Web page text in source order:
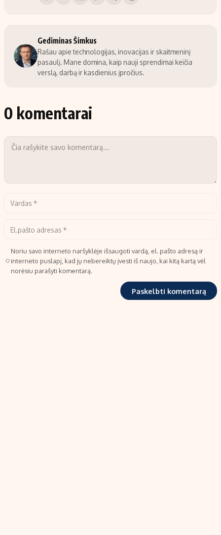
Gediminas Šimkus
Rašau apie technologijas, inovacijas ir skaitmeninį
pasaulį. Mane domina, kaip nauji sprendimai keičia
verslą, darbą ir kasdienius įpročius.
0 komentarai
Noriu savo interneto naršyklėje išsaugoti vardą, el. pašto adresą ir
interneto puslapį, kad jų nebereiktų įvesti iš naujo, kai kitą kartą vėl
norėsiu parašyti komentarą.